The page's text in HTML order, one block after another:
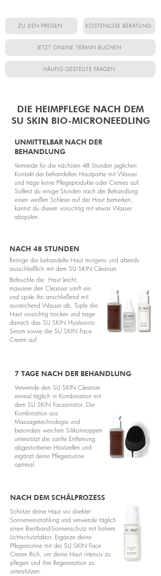
ZU DEN PREISEN KOSTENLOSE BERATUNG
JETZT ONLINE TERMIN BUCHEN
HÄUFIG GESTELLTE FRAGEN
DIE HEIMPFLEGE NACH DEM
SU SKIN BIO-MICRONEEDLING
UNMITTELBAR NACH DER
BEHANDLUNG
Vermeide für die nächsten 48 Stunden jeglichen
Kontakt der behandelten Hautpartie mit Wasser
und trage keine Pflegeprodukte oder Cremes auf.
Solltest du einige Stunden nach der Behandlung
einen weißen Schleier auf der Haut bemerken,
kannst du diesen vorsichtig mit etwas Wasser
abspülen.
NACH 48 STUNDEN
Reinige die behandelte Haut morgens und abends
ausschließlich mit dem SU SKIN Cleanser.
Befeuchte die Haut leicht,
massiere den Cleanser sanft ein
und spüle ihn anschließend mit
ausreichend Wasser ab. Tupfe die
Haut vorsichtig trocken und trage
danach das SU SKIN Hyaluronic
Serum sowie die SU SKIN Face
Cream auf.
7 TAGE NACH DER BEHANDLUNG
Verwende den SU SKIN Cleanser
einmal täglich in Kombination mit
dem SU SKIN Facezinator. Die
Kombination aus
Massagetechnologie und
besonders weichen Silikonnoppen
unterstützt die sanfte Entfernung
abgestorbener Hautzellen und
ergänzt deine Pflegeroutine
optimal.
NACH DEM SCHÄLPROZESS
Schütze deine Haut vor direkter
Sonneneinstrahlung und verwende täglich
einen Breitband-Sonnenschutz mit hohem
Lichtschutzfaktor. Ergänze deine
Pflegeroutine mit der SU SKIN Face
Cream Rich, um deine Haut intensiv zu
pflegen und ihre Regeneration zu
unterstützen.